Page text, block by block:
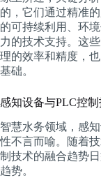
的，它们通过精准
的可持续利用、环
力的技术支持。这
理的效率和精度，
基础。
感知设备与PLC控
智慧水务领域，感
性不言而喻。随着
制技术的融合趋势
趋势。